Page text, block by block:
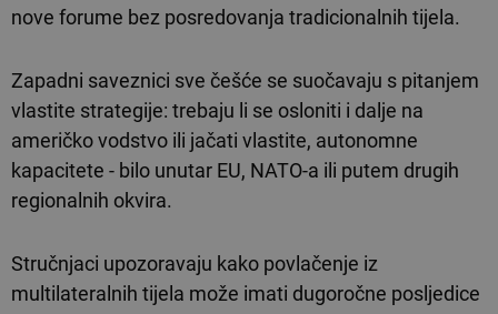
nove forume bez posredovanja tradicionalnih tijela.
Zapadni saveznici sve češće se suočavaju s pitanjem
vlastite strategije: trebaju li se osloniti i dalje na
američko vodstvo ili jačati vlastite, autonomne
kapacitete - bilo unutar EU, NATO-a ili putem drugih
regionalnih okvira.
Stručnjaci upozoravaju kako povlačenje iz
multilateralnih tijela može imati dugoročne posljedice